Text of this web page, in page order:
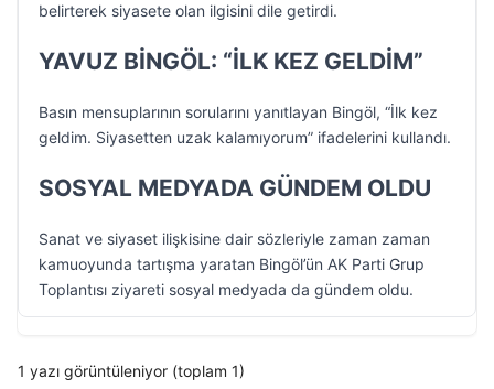
belirterek siyasete olan ilgisini dile getirdi.
YAVUZ BİNGÖL: “İLK KEZ GELDİM”
Basın mensuplarının sorularını yanıtlayan Bingöl, “İlk kez
geldim. Siyasetten uzak kalamıyorum” ifadelerini kullandı.
SOSYAL MEDYADA GÜNDEM OLDU
Sanat ve siyaset ilişkisine dair sözleriyle zaman zaman
kamuoyunda tartışma yaratan Bingöl’ün AK Parti Grup
Toplantısı ziyareti sosyal medyada da gündem oldu.
1 yazı görüntüleniyor (toplam 1)